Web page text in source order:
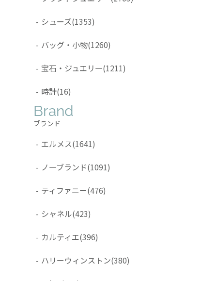
- シューズ(1353)
- バッグ・小物(1260)
- 宝石・ジュエリー(1211)
- 時計(16)
Brand
ブランド
- エルメス(1641)
- ノーブランド(1091)
- ティファニー(476)
- シャネル(423)
- カルティエ(396)
- ハリーウィンストン(380)